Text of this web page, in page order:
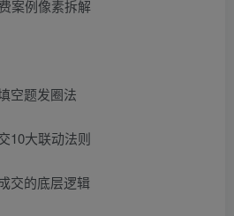
案例像素拆解
空题发圈法
10大联动法则
交的底层逻辑